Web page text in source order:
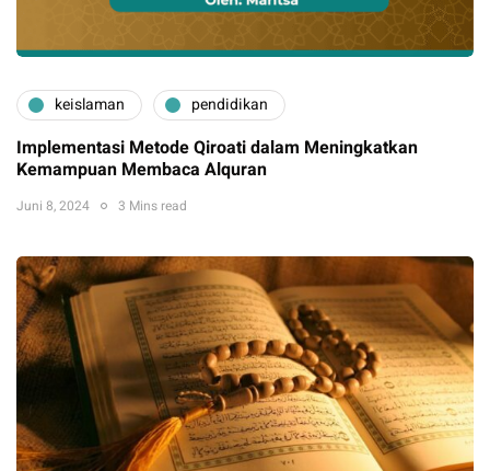
keislaman pendidikan
Implementasi Metode Qiroati dalam Meningkatkan
Kemampuan Membaca Alquran
Juni 8, 2024 3 Mins read